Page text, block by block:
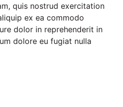
quis nostrud exercitation
ex ea commodo
dolor in reprehenderit in
dolore eu fugiat nulla